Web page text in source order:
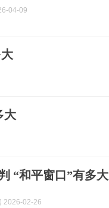
04-09
大
“和平窗口”有多大
2026-02-26